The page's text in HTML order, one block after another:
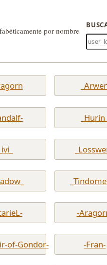
por nombre
_Hurin_
_ivi_
-
of-Gondor- -Fran-